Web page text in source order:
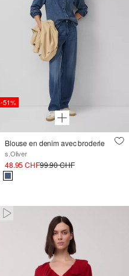
-51%
Blouse en denim avec broderie
s.Oliver
48.95 CHF99.90 CHF
Paused • Muted